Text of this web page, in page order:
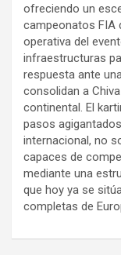
ofreciendo un
campeonatos FIA
operativa del
infraestructuras
respuesta ante
consolidan a
continental. El
pasos
internacional, no
capaces de
mediante una
que hoy ya se
completas de